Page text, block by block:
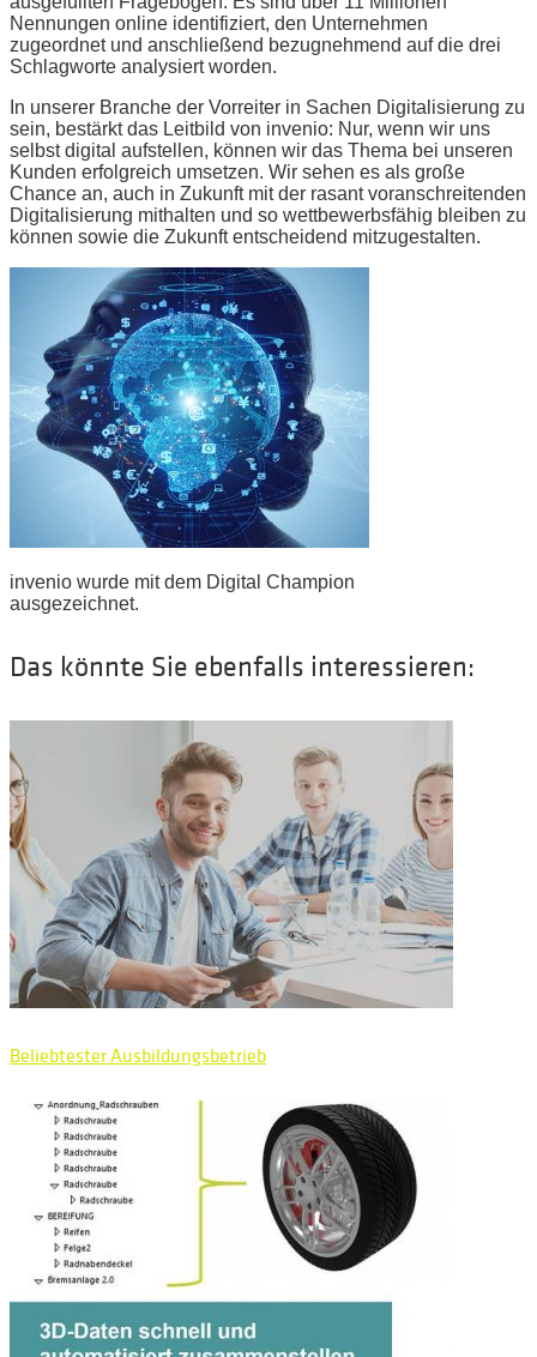
Nennungen online identifiziert, den Unternehmen
zugeordnet und anschließend bezugnehmend auf die drei
Schlagworte analysiert worden.
In unserer Branche der Vorreiter in Sachen Digitalisierung zu
sein, bestärkt das Leitbild von invenio: Nur, wenn wir uns
selbst digital aufstellen, können wir das Thema bei unseren
Kunden erfolgreich umsetzen. Wir sehen es als große
Chance an, auch in Zukunft mit der rasant voranschreitenden
Digitalisierung mithalten und so wettbewerbsfähig bleiben zu
können sowie die Zukunft entscheidend mitzugestalten.
invenio wurde mit dem Digital Champion
ausgezeichnet.
Das könnte Sie ebenfalls interessieren:
Beliebtester Ausbildungsbetrieb